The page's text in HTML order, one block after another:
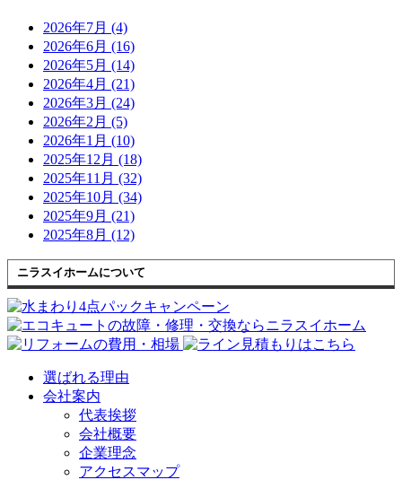
2026年7月 (4)
2026年6月 (16)
2026年5月 (14)
2026年4月 (21)
2026年3月 (24)
2026年2月 (5)
2026年1月 (10)
2025年12月 (18)
2025年11月 (32)
2025年10月 (34)
2025年9月 (21)
2025年8月 (12)
ニラスイホームについて
選ばれる理由
会社案内
代表挨拶
会社概要
企業理念
アクセスマップ